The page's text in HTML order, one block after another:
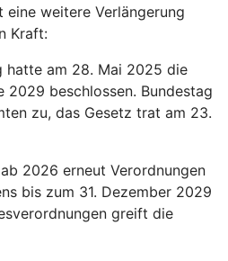
weitere Verlängerung
Kraft:
hatte am 28. Mai 2025 die
2029 beschlossen. Bundestag
zu, das Gesetz trat am 23.
2026 erneut Verordnungen
bis zum 31. Dezember 2029
greift die